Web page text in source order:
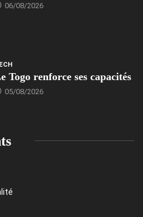
06/08/2026
Togo renforce ses capacités
05/08/2026